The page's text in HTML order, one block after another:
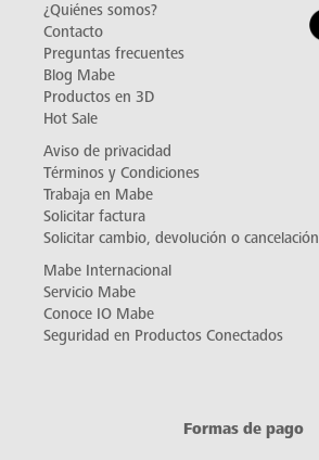
¿Quiénes somos?
Contacto
Preguntas frecuentes
Blog Mabe
Productos en 3D
Hot Sale
Aviso de privacidad
Términos y Condiciones
Trabaja en Mabe
Solicitar factura
Solicitar cambio, devolución o cancelación
Mabe Internacional
Servicio Mabe
Conoce IO Mabe
Seguridad en Productos Conectados
Formas de pago